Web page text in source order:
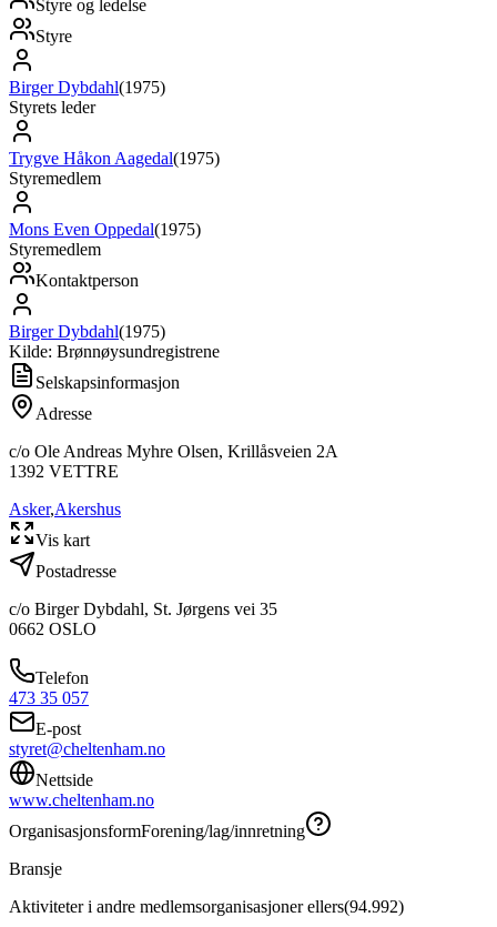
Styre og ledelse
Styre
Birger Dybdahl(1975)
Styrets leder
Trygve Håkon Aagedal(1975)
Styremedlem
Mons Even Oppedal(1975)
Styremedlem
Kontaktperson
Birger Dybdahl(1975)
Kilde: Brønnøysundregistrene
Selskapsinformasjon
Adresse
c/o Ole Andreas Myhre Olsen, Krillåsveien 2A
1392 VETTRE
Asker,Akershus
Vis kart
Postadresse
c/o Birger Dybdahl, St. Jørgens vei 35
0662 OSLO
Telefon
473 35 057
E-post
styret@cheltenham.no
Nettside
www.cheltenham.no
OrganisasjonsformForening/lag/innretning
Bransje
Aktiviteter i andre medlemsorganisasjoner ellers(94.992)